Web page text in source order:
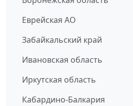
Еврейская АО
Забайкальский край
Ивановская область
Иркутская область
Кабардино-Балкария